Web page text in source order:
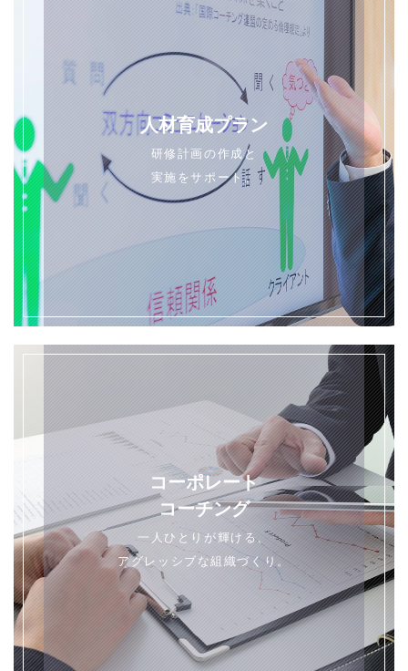
人材育成プラン
研修計画の作成と
実施をサポート。
コーポレート
コーチング
一人ひとりが輝ける、
アグレッシブな組織づくり。